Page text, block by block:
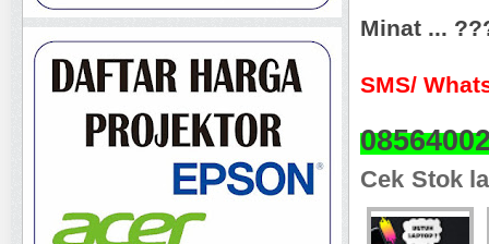
Minat ...
SMS/
Cek Stok